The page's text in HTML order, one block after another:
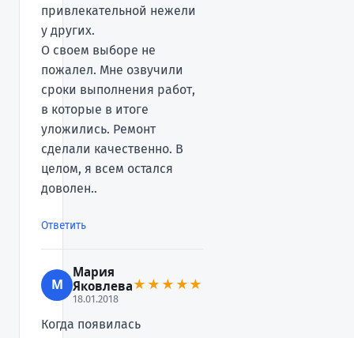
привлекательной нежели
у других.
О своем выборе не
пожалел. Мне озвучили
сроки выполнения работ,
в которые в итоге
уложились. Ремонт
сделали качественно. В
целом, я всем остался
доволен..
Ответить
М
Мария
Яковлева
18.01.2018
★★★★★
Когда появилась